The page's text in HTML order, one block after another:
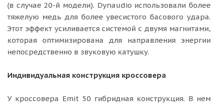
(в случае 20-й модели). Dynaudio использовали более
тяжелую медь для более увесистого басового удара.
Этот эффект усиливается системой с двумя магнитами,
которая оптимизирована для направления энергии
непосредственно в звуковую катушку.
Индивидуальная конструкция кроссовера
У кроссовера Emit 50 гибридная конструкция. В нем